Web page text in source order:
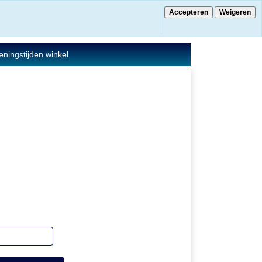
€ 0.00
winkel
Accepteren Weigeren